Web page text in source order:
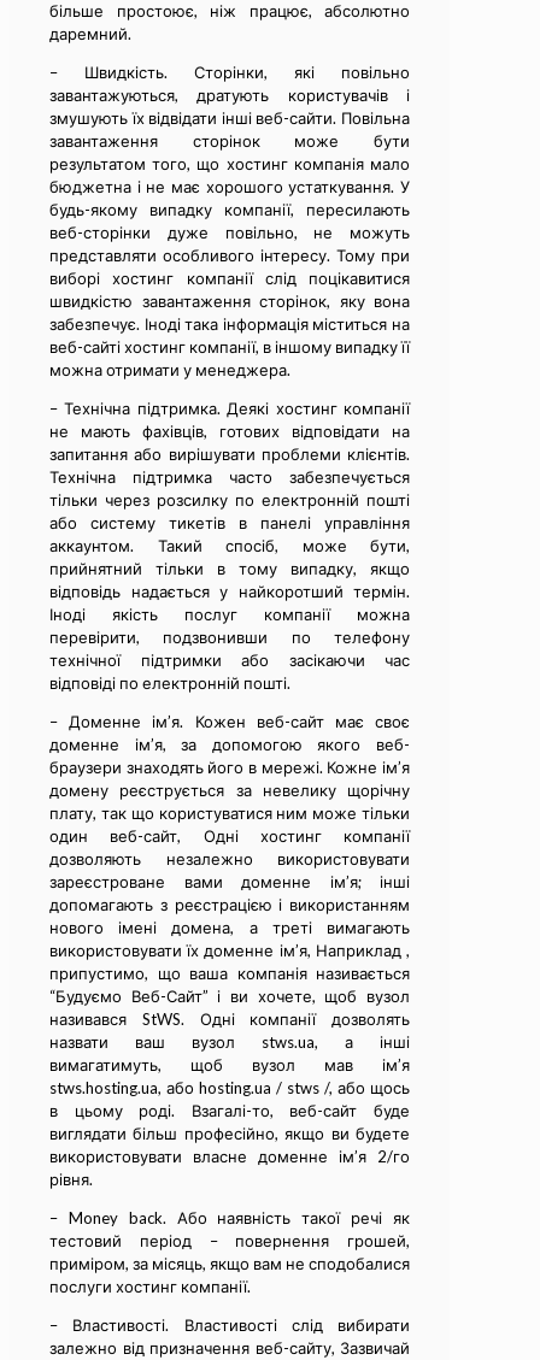
більше простоює, ніж працює, абсолютно
даремний.
– Швидкість. Сторінки, які повільно
завантажуються, дратують користувачів і
змушують їх відвідати інші веб-сайти. Повільна
завантаження сторінок може бути
результатом того, що хостинг компанія мало
бюджетна і не має хорошого устаткування. У
будь-якому випадку компанії, пересилають
веб-сторінки дуже повільно, не можуть
представляти особливого інтересу. Тому при
виборі хостинг компанії слід поцікавитися
швидкістю завантаження сторінок, яку вона
забезпечує. Іноді така інформація міститься на
веб-сайті хостинг компанії, в іншому випадку її
можна отримати у менеджера.
– Технічна підтримка. Деякі хостинг компанії
не мають фахівців, готових відповідати на
запитання або вирішувати проблеми клієнтів.
Технічна підтримка часто забезпечується
тільки через розсилку по електронній пошті
або систему тикетів в панелі управління
аккаунтом. Такий спосіб, може бути,
прийнятний тільки в тому випадку, якщо
відповідь надається у найкоротший термін.
Іноді якість послуг компанії можна
перевірити, подзвонивши по телефону
технічної підтримки або засікаючи час
відповіді по електронній пошті.
– Доменне ім’я. Кожен веб-сайт має своє
доменне ім’я, за допомогою якого веб-
браузери знаходять його в мережі. Кожне ім’я
домену реєструється за невелику щорічну
плату, так що користуватися ним може тільки
один веб-сайт, Одні хостинг компанії
дозволяють незалежно використовувати
зареєстроване вами доменне ім’я; інші
допомагають з реєстрацією і використанням
нового імені домена, а треті вимагають
використовувати їх доменне ім’я, Наприклад ,
припустимо, що ваша компанія називається
“Будуємо Веб-Сайт” і ви хочете, щоб вузол
називався StWS. Одні компанії дозволять
назвати ваш вузол stws.ua, а інші
вимагатимуть, щоб вузол мав ім’я
stws.hosting.ua, або hosting.ua / stws /, або щось
в цьому роді. Взагалі-то, веб-сайт буде
виглядати більш професійно, якщо ви будете
використовувати власне доменне ім’я 2/го
рівня.
– Money back. Або наявність такої речі як
тестовий період – повернення грошей,
приміром, за місяць, якщо вам не сподобалися
послуги хостинг компанії.
– Властивості. Властивості слід вибирати
залежно від призначення веб-сайту, Зазвичай